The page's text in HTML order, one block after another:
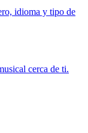
idioma y tipo de
cerca de ti.